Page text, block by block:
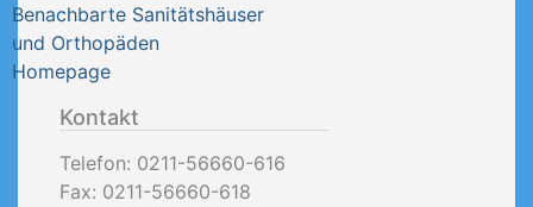
Benachbarte Sanitätshäuser
und Orthopäden
Homepage
Kontakt
Telefon: 0211-56660-616
Fax: 0211-56660-618